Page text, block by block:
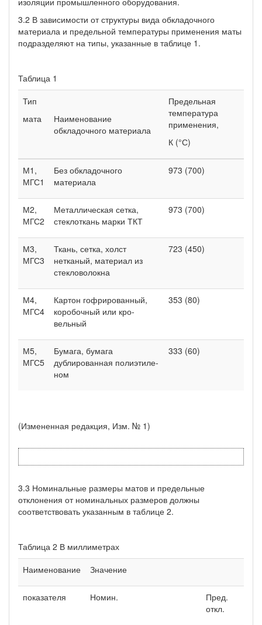
3.2 В зависимости от структуры вида обкладочного
материала и предель­ной температуры применения маты
подразделяют на типы, указан­ные в таблице 1.
Таблица 1
Тип
мата
Наименование
обкладочного материала
Предельная
темпе­ратура
применения,
К (°С)
М1,
МГС1
Без обкладочного
материала
973 (700)
М2,
МГС2
Металлическая сетка,
стеклоткань марки ТКТ
973 (700)
М3,
МГС3
Ткань, сетка, холст
нетканый, материал из
стекловолокна
723 (450)
М4,
МГС4
Картон гофрированный,
коробочный или кро­
вельный
353 (80)
М5,
МГС5
Бумага, бумага
дублированная полиэтиле­
ном
333 (60)
(Измененная редакция, Изм. № 1)
3.3 Номинальные размеры матов и предельные
отклонения от номинальных размеров должны
соответствовать указанным в таб­лице 2.
Таблица 2 В миллиметрах
Наименование
Значение
показателя Номин.
Пред.
откл.